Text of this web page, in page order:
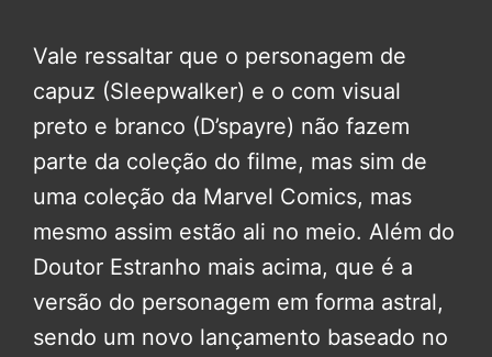
Vale ressaltar que o personagem de
capuz (Sleepwalker) e o com visual
preto e branco (D’spayre) não fazem
parte da coleção do filme, mas sim de
uma coleção da Marvel Comics, mas
mesmo assim estão ali no meio. Além do
Doutor Estranho mais acima, que é a
versão do personagem em forma astral,
sendo um novo lançamento baseado no